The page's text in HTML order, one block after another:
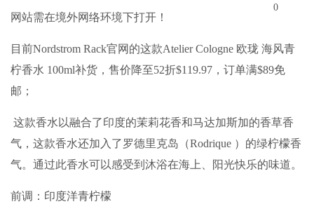
0
网站需在境外网络环境下打开！
目前Nordstrom Rack官网的这款Atelier Cologne 欧珑 海风青
柠香水 100ml补货，售价降至52折$119.97，订单满$89免
邮；
这款香水以融合了印度的茉莉花香和马达加斯加的香草香
气，这款香水还加入了罗德里克岛（Rodrique ）的绿柠檬香
气。通过此香水可以感受到沐浴在海上、阳光快乐的味道。
前调：印度洋青柠檬